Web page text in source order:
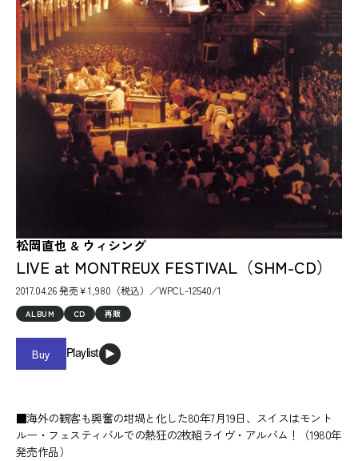
松岡直也 & ウィシング
LIVE at MONTREUX FESTIVAL（SHM-CD）
2017.04.26 発売￥1,980（税込）／WPCL-12540/1
ALBUM CD 再販
Buy Playlist
■海外の観客も興奮の坩堝と化した80年7月19日、スイスはモント
ルー・フェスティバルでの熱狂の2枚組ライヴ・アルバム！（1980年
発売作品）